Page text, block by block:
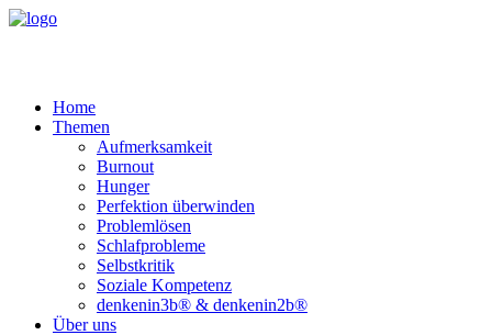
Home
Themen
Aufmerksamkeit
Burnout
Hunger
Perfektion überwinden
Problemlösen
Schlafprobleme
Selbstkritik
Soziale Kompetenz
denkenin3b® & denkenin2b®
Über uns